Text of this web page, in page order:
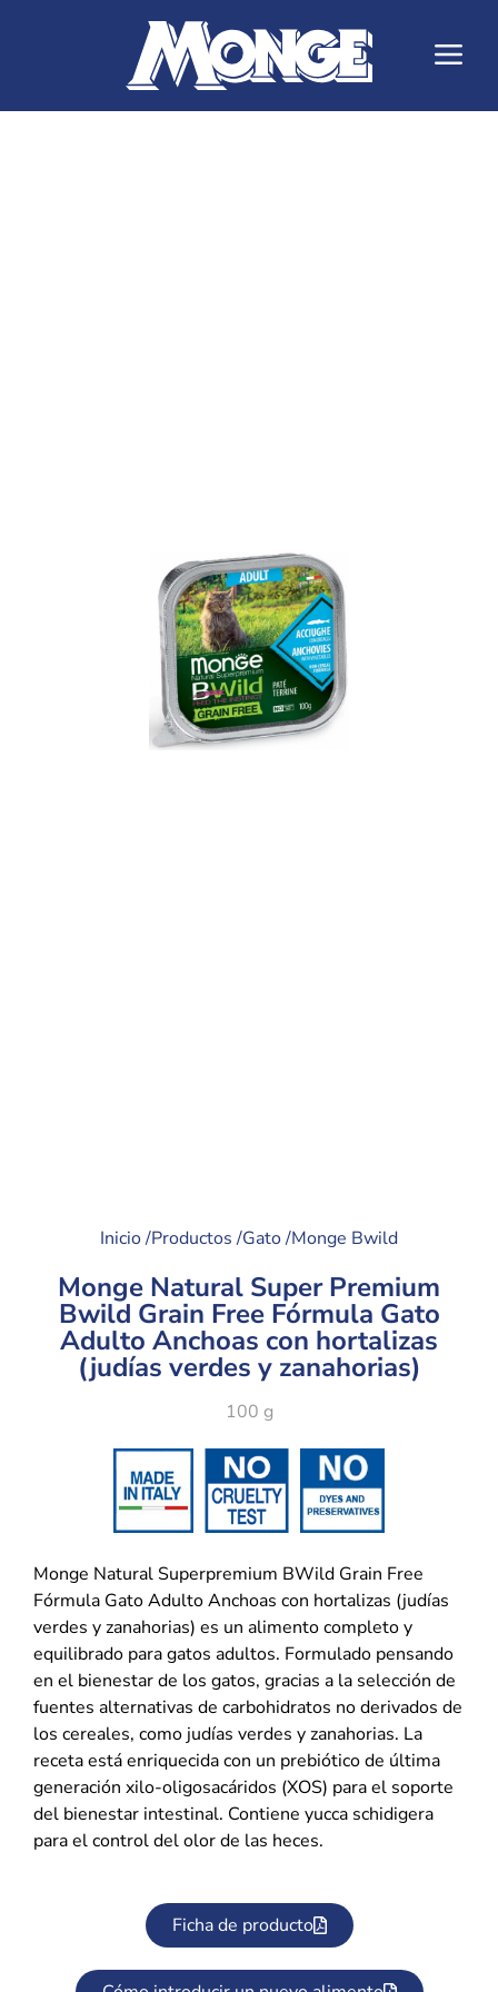
Inicio /Productos /Gato /Monge Bwild
Monge Natural Super Premium
Bwild Grain Free Fórmula Gato
Adulto Anchoas con hortalizas
(judías verdes y zanahorias)
100 g
Monge Natural Superpremium BWild Grain Free
Fórmula Gato Adulto Anchoas con hortalizas (judías
verdes y zanahorias) es un alimento completo y
equilibrado para gatos adultos. Formulado pensando
en el bienestar de los gatos, gracias a la selección de
fuentes alternativas de carbohidratos no derivados de
los cereales, como judías verdes y zanahorias. La
receta está enriquecida con un prebiótico de última
generación xilo-oligosacáridos (XOS) para el soporte
del bienestar intestinal. Contiene yucca schidigera
para el control del olor de las heces.
Ficha de producto